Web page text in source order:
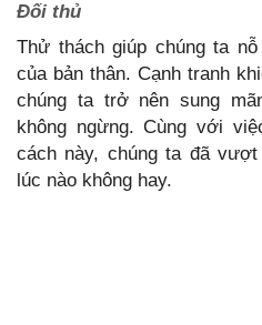
Đối thủ
Thử thách giúp chúng ta
của bản thân. Cạnh tranh
chúng ta trở nên sung
không ngừng. Cùng với
cách này, chúng ta đã
lúc nào không hay.